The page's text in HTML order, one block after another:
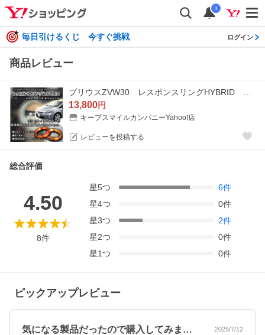
i
毎日引けるくじ 今すぐ挑戦 ログイン
商品レビュー
13,800円
キープスマイルカンパニーYahoo!店
レビューを投稿する
総合評価
4.50
8件
星5つ 6件
星4つ 0件
星3つ 2件
星2つ 0件
星1つ 0件
ピックアップレビュー
気になる製品だったので購入してみました… 2025/7/12